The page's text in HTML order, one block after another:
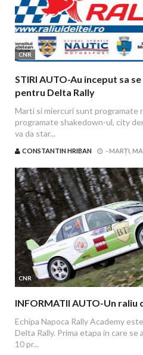
CNR
STIRI AUTO-Au inceput sa
pentru Delta Rally
Marti si miercuri sunt programate
programate shakedown-ul, city
va da star...
CONSTANTIN HRIBAN -MARȚI,
CNR
INFORMATII AUTO-Un raliu
Echipa Napoca Rally Academy
Delta Rally. Prima etapa in care se
10 pr...